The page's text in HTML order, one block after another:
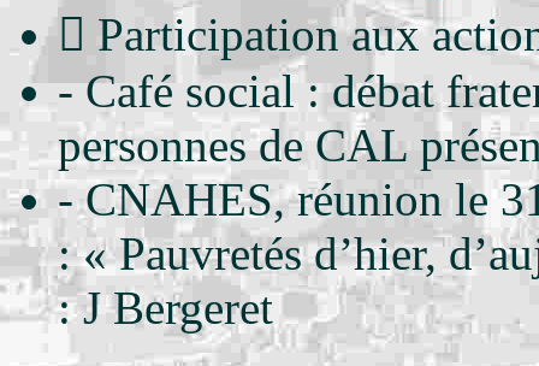
 Participation aux
- Café social : débat
personnes de CAL
- CNAHES, réunion le
: « Pauvretés d’hier,
: J Bergeret